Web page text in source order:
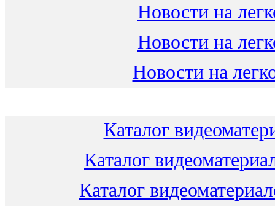
Новости на
Новости на
Новости на
Каталог
Каталог
Каталог